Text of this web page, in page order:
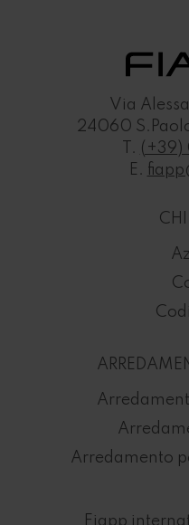
Via
24060
T. (+39)
E.
Arredamento
Fiapp